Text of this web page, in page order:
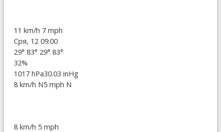
11 km/h 7 mph
Сря, 12 09:00
29° 83° 29° 83°
32%
1017 hPa30.03 inHg
8 km/h N5 mph N
8 km/h 5 mph